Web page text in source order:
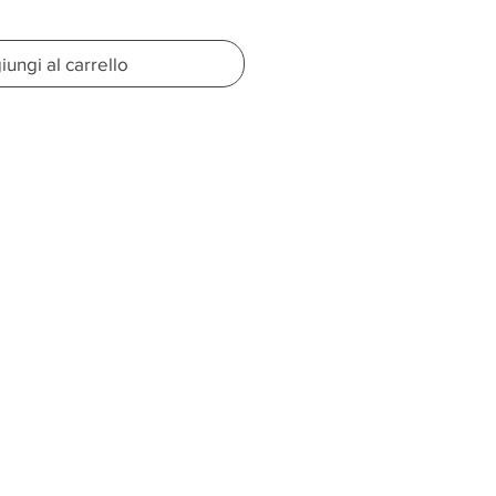
al carrello